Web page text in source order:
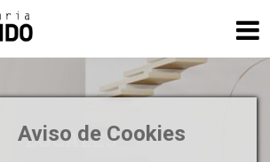
Aviso de Cookies
LOCALES